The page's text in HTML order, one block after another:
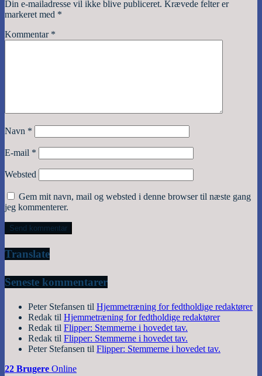
Din e-mailadresse vil ikke blive publiceret. Krævede felter er
markeret med *
Kommentar *
Navn *
E-mail *
Websted
Gem mit navn, mail og websted i denne browser til næste gang
jeg kommenterer.
Translate
Seneste kommentarer
Peter Stefansen til Hjemmetræning for fedtholdige redaktører
Redak til Hjemmetræning for fedtholdige redaktører
Redak til Flipper: Stemmerne i hovedet tav.
Redak til Flipper: Stemmerne i hovedet tav.
Peter Stefansen til Flipper: Stemmerne i hovedet tav.
22 Brugere Online